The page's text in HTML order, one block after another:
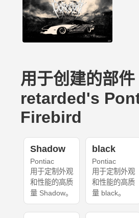
用于创建的部件
retarded's
Firebird
Shadow
Pontiac
用于定制外观
和性能的高质
量 Shadow。
black
Pontiac
用于定制外观
和性能的高质
量 black。